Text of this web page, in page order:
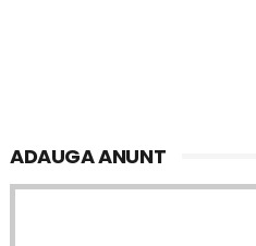
ADAUGA ANUNT